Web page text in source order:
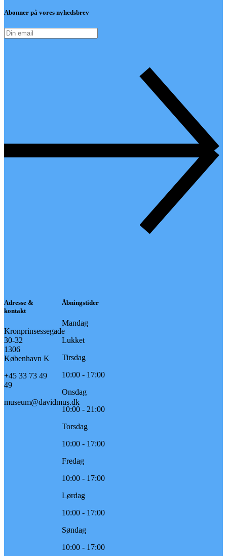
Abonner på vores nyhedsbrev
Adresse &
kontakt
Kronprinsessegade
30-32
1306
København K
+45 33 73 49
49
museum@davidmus.dk
Åbningstider
Mandag
Lukket
Tirsdag
10:00 - 17:00
Onsdag
10:00 - 21:00
Torsdag
10:00 - 17:00
Fredag
10:00 - 17:00
Lørdag
10:00 - 17:00
Søndag
10:00 - 17:00